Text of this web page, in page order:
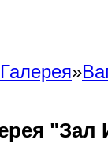
Галерея»
"Зал